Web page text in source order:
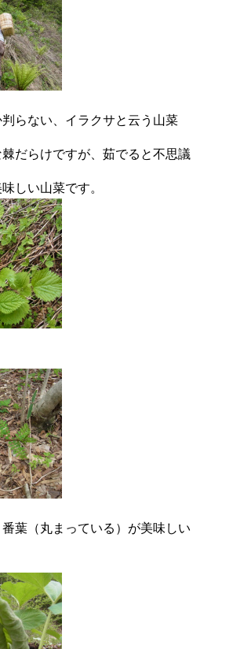
らない、イラクサと云う山菜
だらけですが、茹でると不思議
しい山菜です。
葉（丸まっている）が美味しい